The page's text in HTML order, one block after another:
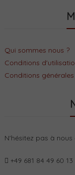
Qui sommes nous ?
Conditions
Conditions
N'hésitez pas à
+49 681 84 49 60 13